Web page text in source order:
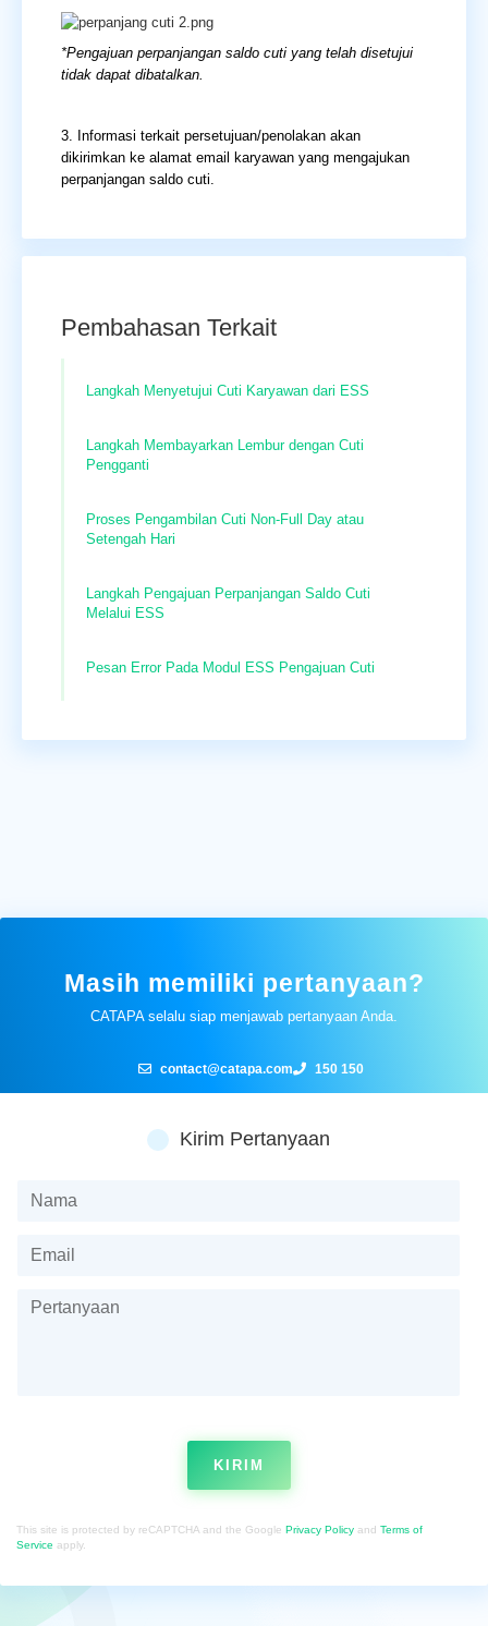
*Pengajuan perpanjangan saldo cuti yang telah disetujui
tidak dapat dibatalkan.
3. Informasi terkait persetujuan/penolakan akan
dikirimkan ke alamat email karyawan yang mengajukan
perpanjangan saldo cuti.
Pembahasan Terkait
Langkah Menyetujui Cuti Karyawan dari ESS
Langkah Membayarkan Lembur dengan Cuti
Pengganti
Proses Pengambilan Cuti Non-Full Day atau
Setengah Hari
Langkah Pengajuan Perpanjangan Saldo Cuti
Melalui ESS
Pesan Error Pada Modul ESS Pengajuan Cuti
Masih memiliki pertanyaan?
CATAPA selalu siap menjawab pertanyaan Anda.
contact@catapa.com 150 150
Kirim Pertanyaan
KIRIM
This site is protected by reCAPTCHA and the Google Privacy Policy and Terms of
Service apply.